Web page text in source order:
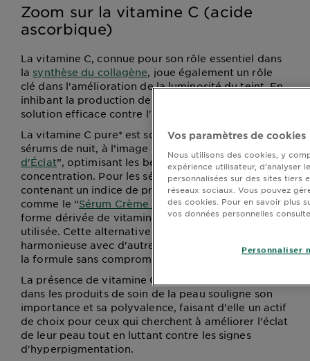
Zoom sur la vitamine C (acide
ascorbique)
La vitamine C, connue pour son rôle essentiel dans
la synthèse du collagène, joue également un rôle
clé dans l'amélioration de la luminosité du teint. En
inhibant la production de mélanine, elle offre une
solution efficace contre l'hyperpigmentation.
La vitamine C pure* est souvent privilégiée dans les
sérums de nuit, à l’image du "
d'Éclat”, optimisant les bénéfices grâce à sa haute
concentration. Pour les sérums de jour et les soins
contenant un indice de protection solaire (SPF),
comme le “Sérum Crème Vitamine C 2en1”, une
forme dérivée de vitamine C est généralement
utilisée. Cette alternative permet une combinaison
harmonieuse avec d'autres actifs, enrichissant ainsi
la formule sans compromettre l'efficacité.
La présence de vitamine C sous différentes formes
dans les produits de soin de la peau souligne son
importance et sa polyvalence, faisant d'elle un actif
de choix pour ceux qui cherchent à améliorer l'éclat
de leur peau tout en luttant contre les signes
d'hyperpigmentation.
Vos paramètres de cookies
Nous utilisons des cookies, y
expérience utilisateur,
personnalisées sur des sites tiers
réseaux sociaux. Vous pouvez
des cookies. Pour en savoir plus
vos données personnelles
Personnaliser